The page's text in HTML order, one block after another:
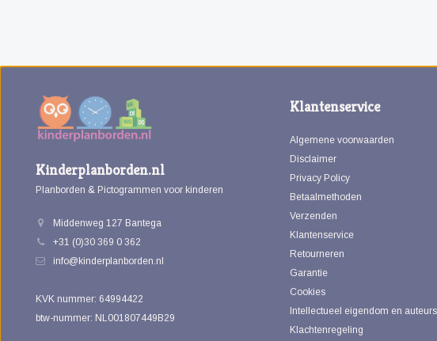
Kinderplanborden.nl
Planborden & Pictogrammen voor kinderen
Middenweg 127 Bantega
+31 (0)30 369 0 362
info@kinderplanborden.nl
KVK nummer: 64994422
btw-nummer: NL001807449B29
Klantenservice
Algemene voorwaarden
Disclaimer
Privacy Policy
Betaalmethoden
Verzenden
Klantenservice
Retourneren
Garantie
Cookies
Intellectueel eigendom en
Klachtenregeling